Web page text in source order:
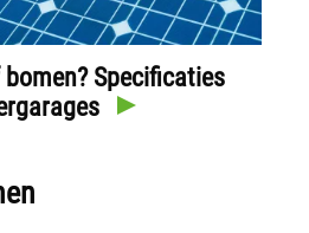
Specificaties